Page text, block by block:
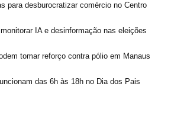
para desburocratizar comércio no Centro
IA e desinformação nas eleições
tomar reforço contra pólio em Manaus
das 6h às 18h no Dia dos Pais